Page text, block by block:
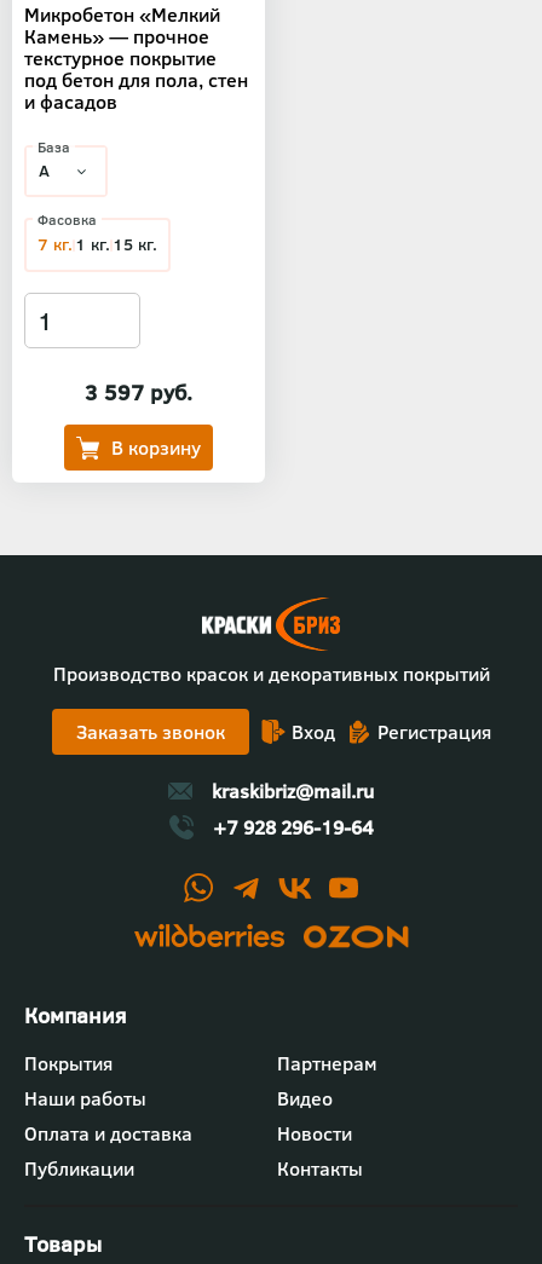
Микробетон «Мелкий
Камень» — прочное
текстурное покрытие
под бетон для пола, стен
и фасадов
3 597 руб.
База
Фасовка
7 кг. 1 кг. 15 кг.
Производство красок и декоративных покрытий
Заказать звонок Вход Регистрация
kraskibriz@mail.ru
+7 928 296-19-64
Футер
-
меню
"Компания"
Покрытия
Партнерам
Наши работы
Видео
Оплата и доставка
Новости
Публикации
Контакты